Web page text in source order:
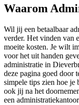
Waarom
Wil jij een betaalbaar
verder. Het vinden van
moeite kosten. Je wilt
voor het uit handen
administratie in
deze pagina goed door
simpele tips zien hoe
ook jij na het
een